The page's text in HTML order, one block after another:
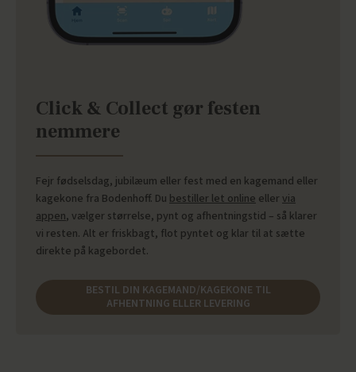
Click & Collect gør festen
nemmere
Fejr fødselsdag, jubilæum eller fest med en kagemand eller
kagekone fra Bodenhoff. Du bestiller let online eller via
appen, vælger størrelse, pynt og afhentningstid – så klarer
vi resten. Alt er friskbagt, flot pyntet og klar til at sætte
direkte på kagebordet.
BESTIL DIN KAGEMAND/KAGEKONE TIL
AFHENTNING ELLER LEVERING